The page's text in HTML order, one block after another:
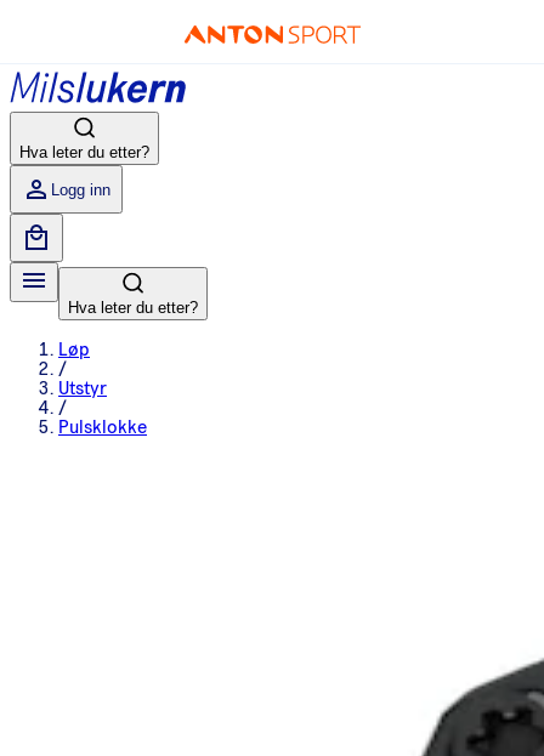
Hva leter du etter?
Logg inn
Hva leter du etter?
Løp
/
Utstyr
/
Pulsklokke